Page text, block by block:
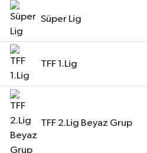
Süper Lig
TFF 1.Lig
TFF 2.Lig Beyaz Grup